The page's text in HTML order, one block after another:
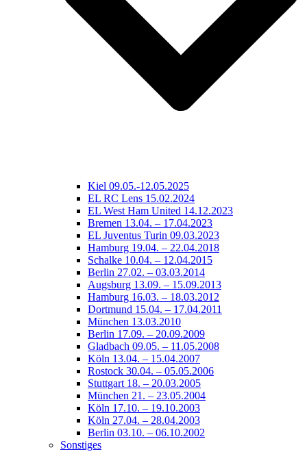
Kiel 09.05.-12.05.2025
EL RC Lens 15.02.2024
EL West Ham United 14.12.2023
Bremen 13.04. – 17.04.2023
EL Juventus Turin 09.03.2023
Hamburg 19.04. – 22.04.2018
Schalke 10.04. – 12.04.2015
Berlin 27.02. – 03.03.2014
Augsburg 13.09. – 15.09.2013
Hamburg 16.03. – 18.03.2012
Dortmund 15.04. – 17.04.2011
München 13.03.2010
Berlin 17.09. – 20.09.2009
Gladbach 09.05. – 11.05.2008
Köln 13.04. – 15.04.2007
Rostock 30.04. – 05.05.2006
Stuttgart 18. – 20.03.2005
München 21. – 23.05.2004
Köln 17.10. – 19.10.2003
Köln 27.04. – 28.04.2003
Berlin 03.10. – 06.10.2002
Sonstiges